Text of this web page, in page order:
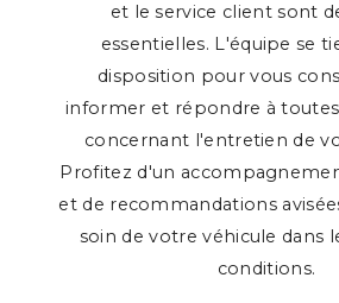
et le service client sont
essentielles. L'équipe se
disposition pour vous
informer et répondre à
concernant l'entretien de
Profitez d'un
et de recommandations
soin de votre véhicule dans
conditions.